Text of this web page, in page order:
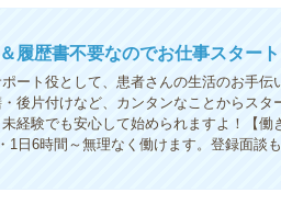
歴書不要なのでお仕事スター
ート役として、患者さんの生活のお手伝
後片付けなど、カンタンなことからスタ
経験でも安心して始められますよ！【働
日6時間～無理なく働けます。登録面談も